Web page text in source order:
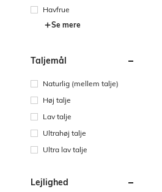
Havfrue
Se mere
Taljemål
Naturlig (mellem talje)
Høj talje
Lav talje
Ultrahøj talje
Ultra lav talje
Lejlighed